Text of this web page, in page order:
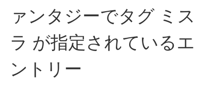
ァンタジーでタグ ミス
ラ が指定されているエ
ントリー